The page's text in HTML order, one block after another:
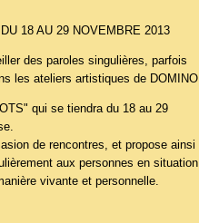
18 AU 29 NOVEMBRE 2013
des paroles singulières, parfois
les ateliers artistiques de DOMINO
qui se tiendra du 18 au 29
de rencontres, et propose ainsi
aux personnes en situation
vivante et personnelle.